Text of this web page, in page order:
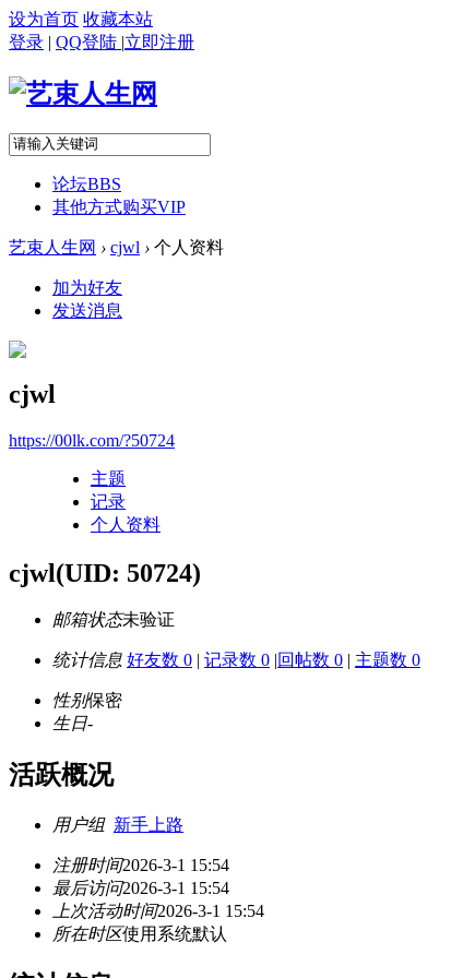
设为首页 收藏本站
登录 | QQ登陆 |立即注册
论坛BBS
其他方式购买VIP
艺束人生网 › cjwl › 个人资料
加为好友
发送消息
cjwl
https://00lk.com/?50724
主题
记录
个人资料
cjwl(UID: 50724)
邮箱状态未验证
统计信息 好友数 0 | 记录数 0 |回帖数 0 | 主题数 0
性别保密
生日-
活跃概况
用户组 新手上路
注册时间2026-3-1 15:54
最后访问2026-3-1 15:54
上次活动时间2026-3-1 15:54
所在时区使用系统默认